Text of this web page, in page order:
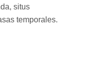
situs
temporales.